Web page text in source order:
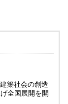
築社会の創造
全国展開を開